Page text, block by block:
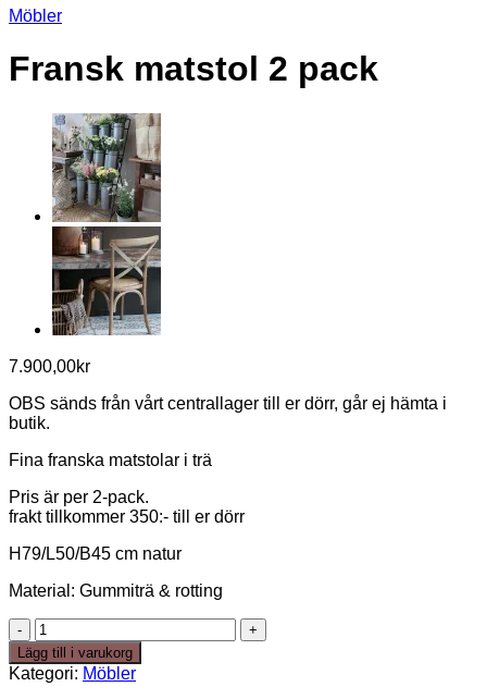
Möbler
Fransk matstol 2 pack
7.900,00kr
OBS sänds från vårt centrallager till er dörr, går ej hämta i
butik.
Fina franska matstolar i trä
Pris är per 2-pack.
frakt tillkommer 350:- till er dörr
H79/L50/B45 cm natur
Material: Gummiträ & rotting
Fransk
matstol
2
pack
Lägg till i varukorg
Kategori: Möbler